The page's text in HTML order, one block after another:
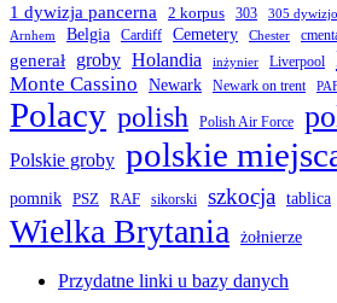
1 dywizja pancerna 2 korpus 303 305
Arnhem Belgia Cardiff Cemetery Chester
generał
groby Holandia inżynier Liverpool
Monte Cassino Newark Newark on trent
Polacy polish Polish Air Force
Polskie groby polskie
pomnik PSZ RAF sikorski szkocja tablica
Wielka Brytania żołnierze
Przydatne linki u bazy danych